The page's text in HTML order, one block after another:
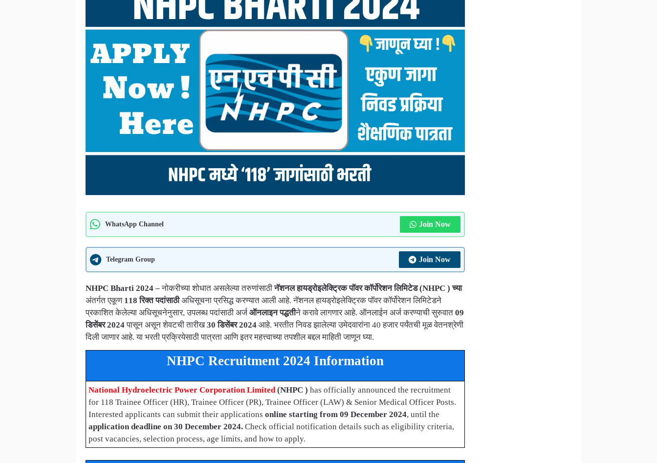
WhatsApp Channel Join Now
Telegram Group Join Now
NHPC Bharti 2024 –नोकरीच्या शोधात असलेल्या तरुणांसाठीनॅशनल हायड्रोइलेक्ट्रिक पॉवर कॉर्पोरेशन लिमिटेड (NHPC ) च्या
अंतर्गत एकूण118 रिक्त पदांसाठीअधिसूचना प्रसिद्ध करण्यात आली आहे. नॅशनल हायड्रोइलेक्ट्रिक पॉवर कॉर्पोरेशन लिमिटेडने
प्रकाशित केलेल्या अधिसूचनेनुसार, उपलब्ध पदांसाठी अर्ज ऑनलाइन पद्धतीने करावे लागणार आहे. ऑनलाईन अर्ज करण्याची सुरुवात 09
डिसेंबर 2024पासून असून शेवटची तारीख30 डिसेंबर 2024 आहे. भरतीत निवड झालेल्या उमेदवारांना 40 हजार पर्यंतची मूळ वेतनश्रेणी
दिली जाणार आहे. या भरती प्रक्रियेसाठी पात्रता आणि इतर महत्त्वाच्या तपशील बद्दल माहिती जाणून घ्या.
NHPC Recruitment 2024 Information
National Hydroelectric Power Corporation Limited(NHPC ) has officially announced the recruitment
for 118 Trainee Officer (HR), Trainee Officer (PR), Trainee Officer (LAW) & Senior Medical Officer Posts.
Interested applicants can submit their applications online starting from 09 December 2024, until the
application deadline on 30 December 2024.Check official notification details such as eligibility criteria,
post vacancies, selection process, age limits, and how to apply.